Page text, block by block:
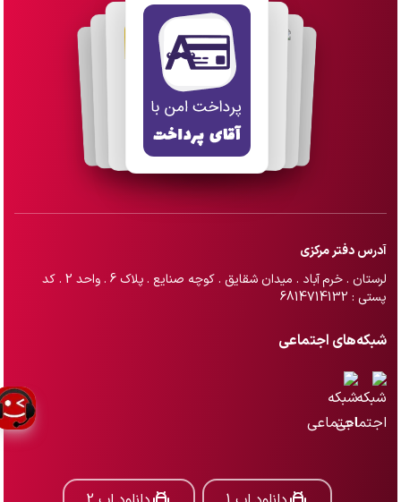
آدرس دفتر مرکزی
لرستان . خرم آباد . میدان شقایق . کوچه صنایع . پلاک 6 . واحد 2 . کد
پستی : 6814714132
شبکه‌های اجتماعی